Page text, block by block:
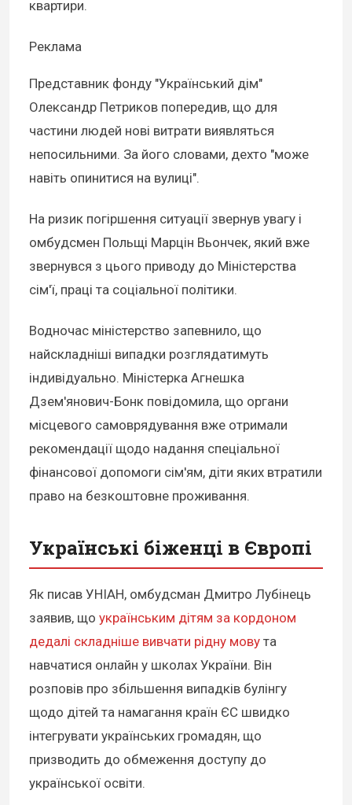
квартири.
Реклама
Представник фонду "Український дім"
Олександр Петриков попередив, що для
частини людей нові витрати виявляться
непосильними. За його словами, дехто "може
навіть опинитися на вулиці".
На ризик погіршення ситуації звернув увагу і
омбудсмен Польщі Марцін Вьончек, який вже
звернувся з цього приводу до Міністерства
сім'ї, праці та соціальної політики.
Водночас міністерство запевнило, що
найскладніші випадки розглядатимуть
індивідуально. Міністерка Агнешка
Дзем'янович-Бонк повідомила, що органи
місцевого самоврядування вже отримали
рекомендації щодо надання спеціальної
фінансової допомоги сім'ям, діти яких втратили
право на безкоштовне проживання.
Українські біженці в Європі
Як писав УНІАН, омбудсман Дмитро Лубінець
заявив, що українським дітям за кордоном
дедалі складніше вивчати рідну мову та
навчатися онлайн у школах України. Він
розповів про збільшення випадків булінгу
щодо дітей та намагання країн ЄС швидко
інтегрувати українських громадян, що
призводить до обмеження доступу до
української освіти.